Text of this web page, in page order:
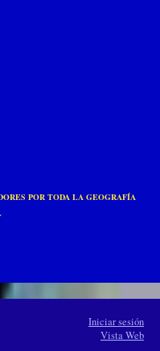
POR TODA LA GEOGRAFÍA
Iniciar sesión
Vista Web